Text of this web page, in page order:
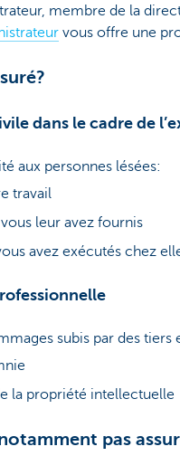
membre de la
vous offre une
dans le cadre de
aux personnes lésées:
travail
leur avez fournis
avez exécutés chez
subis par des
la propriété intellectuelle
pas